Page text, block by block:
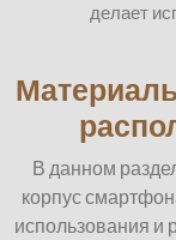
делает
В данном
корпус
использования и